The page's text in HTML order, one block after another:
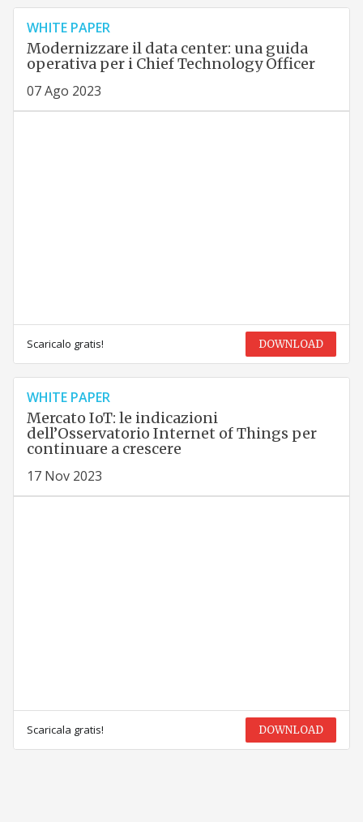
WHITE PAPER
Modernizzare il data center: una guida
operativa per i Chief Technology Officer
07 Ago 2023
Scaricalo gratis! DOWNLOAD
WHITE PAPER
Mercato IoT: le indicazioni
dell’Osservatorio Internet of Things per
continuare a crescere
17 Nov 2023
Scaricala gratis! DOWNLOAD